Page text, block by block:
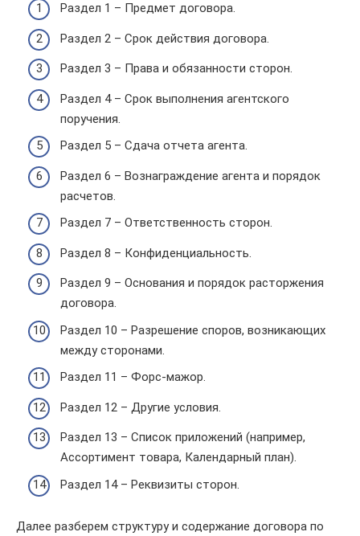
Раздел 1 – Предмет договора.
Раздел 2 – Срок действия договора.
Раздел 3 – Права и обязанности сторон.
Раздел 4 – Срок выполнения агентского
поручения.
Раздел 5 – Сдача отчета агента.
Раздел 6 – Вознаграждение агента и порядок
расчетов.
Раздел 7 – Ответственность сторон.
Раздел 8 – Конфиденциальность.
Раздел 9 – Основания и порядок расторжения
договора.
Раздел 10 – Разрешение споров, возникающих
между сторонами.
Раздел 11 – Форс-мажор.
Раздел 12 – Другие условия.
Раздел 13 – Список приложений (например,
Ассортимент товара, Календарный план).
Раздел 14 – Реквизиты сторон.
Далее разберем структуру и содержание договора по